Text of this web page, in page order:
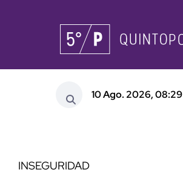
10 Ago. 2026, 08:29
INSEGURIDAD